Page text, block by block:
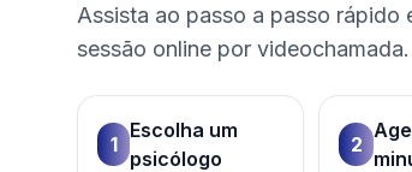
Assista ao passo a passo rápido
sessão online por videochamada.
1
Escolha um
psicólogo
2